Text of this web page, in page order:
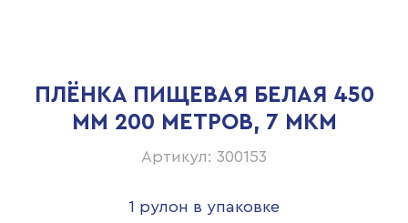
ПЛЁНКА ПИЩЕВАЯ БЕЛАЯ 450
ММ 200 МЕТРОВ, 7 МКМ
Артикул: 300153
1 рулон в упаковке